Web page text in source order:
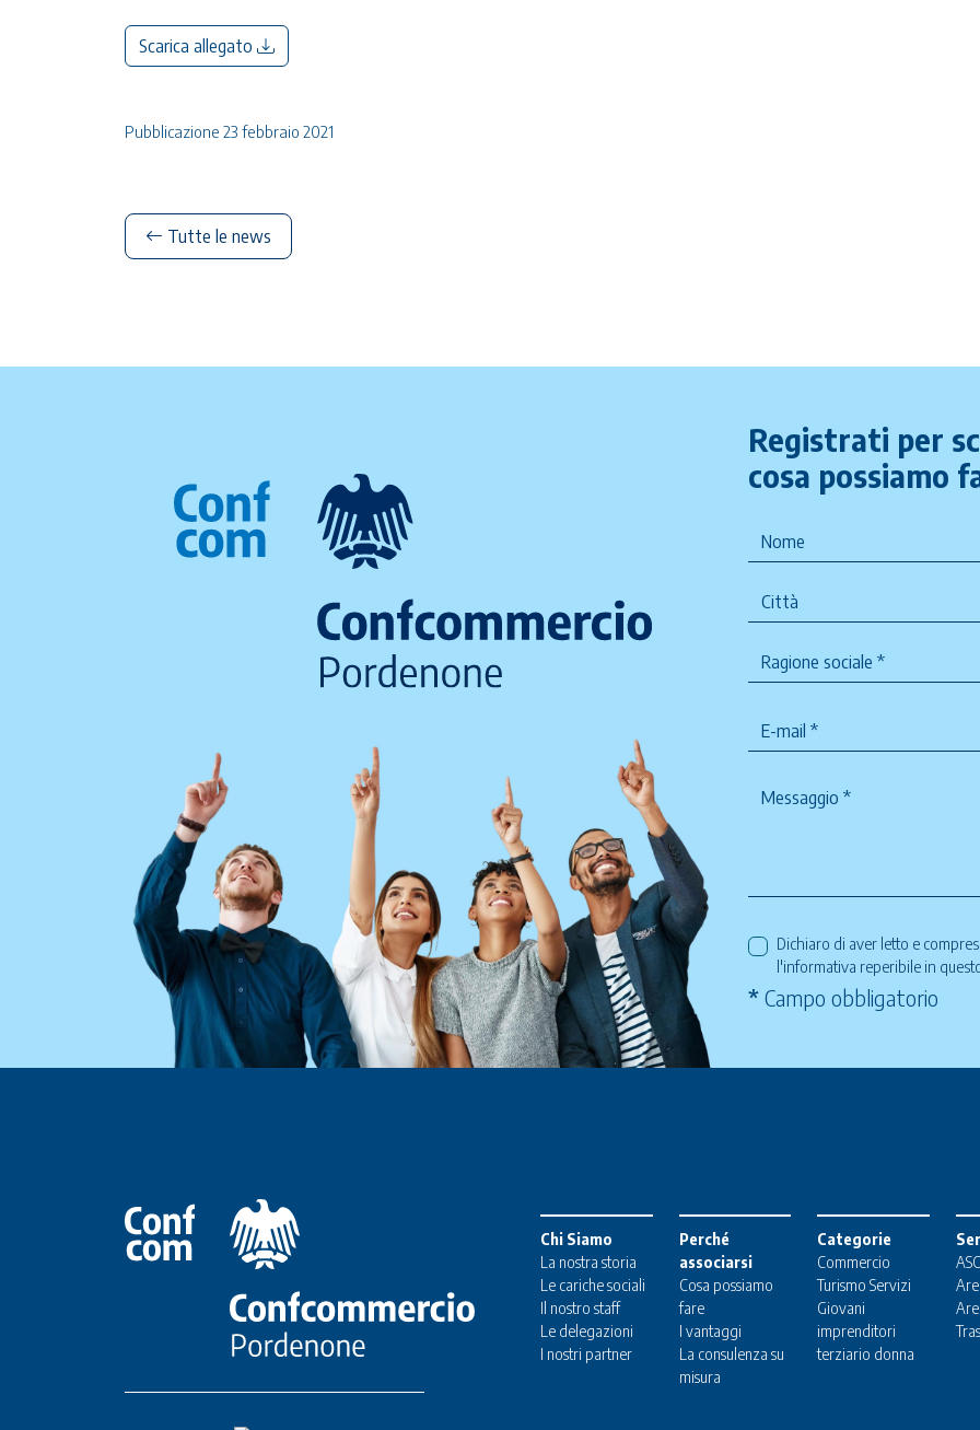
Scarica allegato
Pubblicazione 23 febbraio 2021
Tutte le news
Registrati per
cosa possiamo
Dichiaro di aver letto e
l'informativa reperibile in
* Campo obbligatorio
Chi Siamo
La nostra storia
Le cariche sociali
Il nostro staff
Le delegazioni
I nostri partner
Perché
associarsi
Cosa possiamo
fare
I vantaggi
La consulenza su
misura
Categorie
Commercio
Turismo Servizi
Giovani
imprenditori
terziario donna